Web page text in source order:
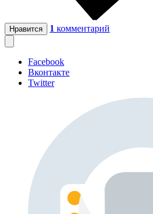
Нравится 1 комментарий
Facebook
Вконтакте
Twitter